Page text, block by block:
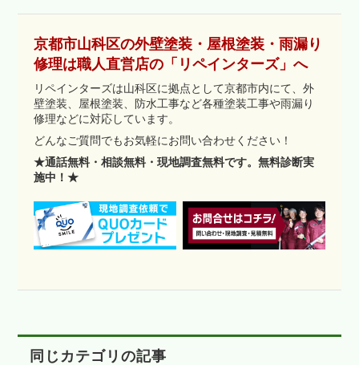
京都市山科区の外壁塗装・屋根塗装・雨漏り
修理は職人直営店の「リペインターズ」へ
リペインターズは山科区に拠点として京都市内にて、外
壁塗装、屋根塗装、防水工事など各種塗装工事や雨漏り
修理などに対応しています。
どんなご質問でもお気軽にお問い合わせください！
★通話無料・相談無料・現地調査無料です。無料診断実
施中！★
同じカテゴリの記事